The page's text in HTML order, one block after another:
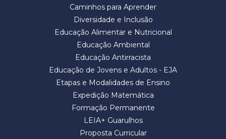
Caminhos para Aprender
Diversidade e Inclusão
Educação Alimentar e Nutricional
Educação Ambiental
Educação Antirracista
Educação de Jovens e Adultos - EJA
Etapas e Modalidades de Ensino
Expedição Matemática
Formação Permanente
LEIA+ Guarulhos
Proposta Curricular